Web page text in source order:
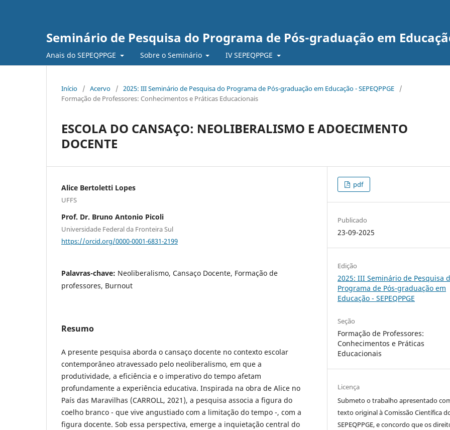
Seminário de Pesquisa do Programa de Pós-graduação em Educação
Anais do SEPEQPPGE Sobre o Seminário IV SEPEQPPGE
Início / Acervo / 2025: III Seminário de Pesquisa do Programa de Pós-graduação em Educação - SEPEQPPGE
/
Formação de Professores: Conhecimentos e Práticas Educacionais
ESCOLA DO CANSAÇO: NEOLIBERALISMO E ADOECIMENTO
DOCENTE
Alice Bertoletti Lopes
UFFS
Prof. Dr. Bruno Antonio Picoli
Universidade Federal da Fronteira Sul
https://orcid.org/0000-0001-6831-2199
Palavras-chave: Neoliberalismo, Cansaço Docente, Formação de
professores, Burnout
Resumo
A presente pesquisa aborda o cansaço docente no contexto escolar
contemporâneo atravessado pelo neoliberalismo, em que a
produtividade, a eficiência e o imperativo do tempo afetam
profundamente a experiência educativa. Inspirada na obra de Alice no
País das Maravilhas (CARROLL, 2021), a pesquisa associa a figura do
coelho branco - que vive angustiado com a limitação do tempo -, com a
figura docente. Sob essa perspectiva, emerge a inquietação central do
pdf
Publicado
23-09-2025
Edição
2025: III Seminário de Pesquisa
Programa de Pós-graduação em
Educação - SEPEQPPGE
Seção
Formação de Professores:
Conhecimentos e Práticas
Educacionais
Licença
Submeto o trabalho apresentado
texto original à Comissão Científica
SEPEQPPGE, e concordo que os